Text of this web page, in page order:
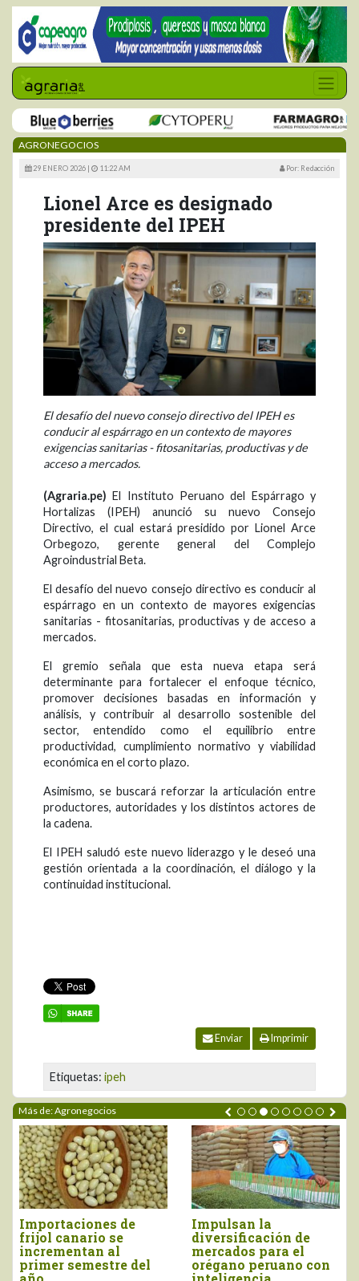
AGRONEGOCIOS
29 ENERO 2026 | 11:22 AM Por: Redacción
Lionel Arce es designado
presidente del IPEH
El desafío del nuevo consejo directivo del IPEH es
conducir al espárrago en un contexto de mayores
exigencias sanitarias - fitosanitarias, productivas y de
acceso a mercados.
(Agraria.pe) El Instituto Peruano del Espárrago y
Hortalizas (IPEH) anunció su nuevo Consejo
Directivo, el cual estará presidido por Lionel Arce
Orbegozo, gerente general del Complejo
Agroindustrial Beta.
El desafío del nuevo consejo directivo es conducir al
espárrago en un contexto de mayores exigencias
sanitarias - fitosanitarias, productivas y de acceso a
mercados.
El gremio señala que esta nueva etapa será
determinante para fortalecer el enfoque técnico,
promover decisiones basadas en información y
análisis, y contribuir al desarrollo sostenible del
sector, entendido como el equilibrio entre
productividad, cumplimiento normativo y viabilidad
económica en el corto plazo.
Asimismo, se buscará reforzar la articulación entre
productores, autoridades y los distintos actores de
la cadena.
El IPEH saludó este nuevo liderazgo y le deseó una
gestión orientada a la coordinación, el diálogo y la
continuidad institucional.
Enviar Imprimir
Etiquetas: ipeh
Más de: Agronegocios
Importaciones de
frijol canario se
incrementan al
primer semestre del
Impulsan la
diversificación de
mercados para el
orégano peruano con